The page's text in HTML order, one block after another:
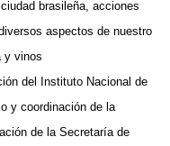
brasileña, acciones
aspectos de nuestro
y vinos
del Instituto Nacional de
y coordinación de la
de la Secretaría de